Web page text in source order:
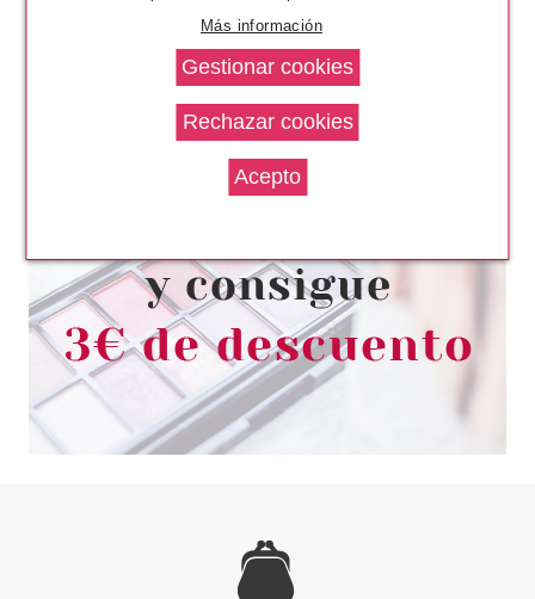
BABARIA TOALLITAS
DESMAQUILLADORAS ROSA
desde
AUSTRALIAN GOLD
AUSTRALIAN GOLD BOTANICAL
Más información